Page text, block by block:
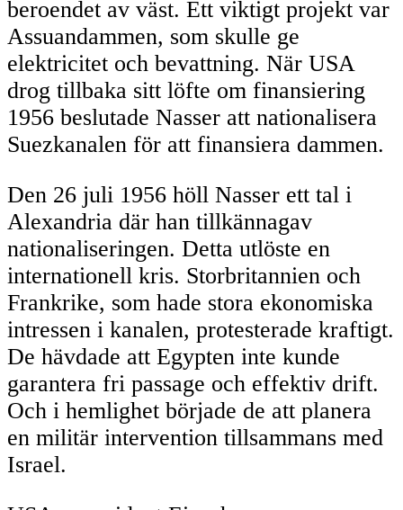
beroendet av väst. Ett viktigt projekt var
Assuandammen, som skulle ge
elektricitet och bevattning. När USA
drog tillbaka sitt löfte om finansiering
1956 beslutade Nasser att nationalisera
Suezkanalen för att finansiera dammen.
Den 26 juli 1956 höll Nasser ett tal i
Alexandria där han tillkännagav
nationaliseringen. Detta utlöste en
internationell kris. Storbritannien och
Frankrike, som hade stora ekonomiska
intressen i kanalen, protesterade kraftigt.
De hävdade att Egypten inte kunde
garantera fri passage och effektiv drift.
Och i hemlighet började de att planera
en militär intervention tillsammans med
Israel.